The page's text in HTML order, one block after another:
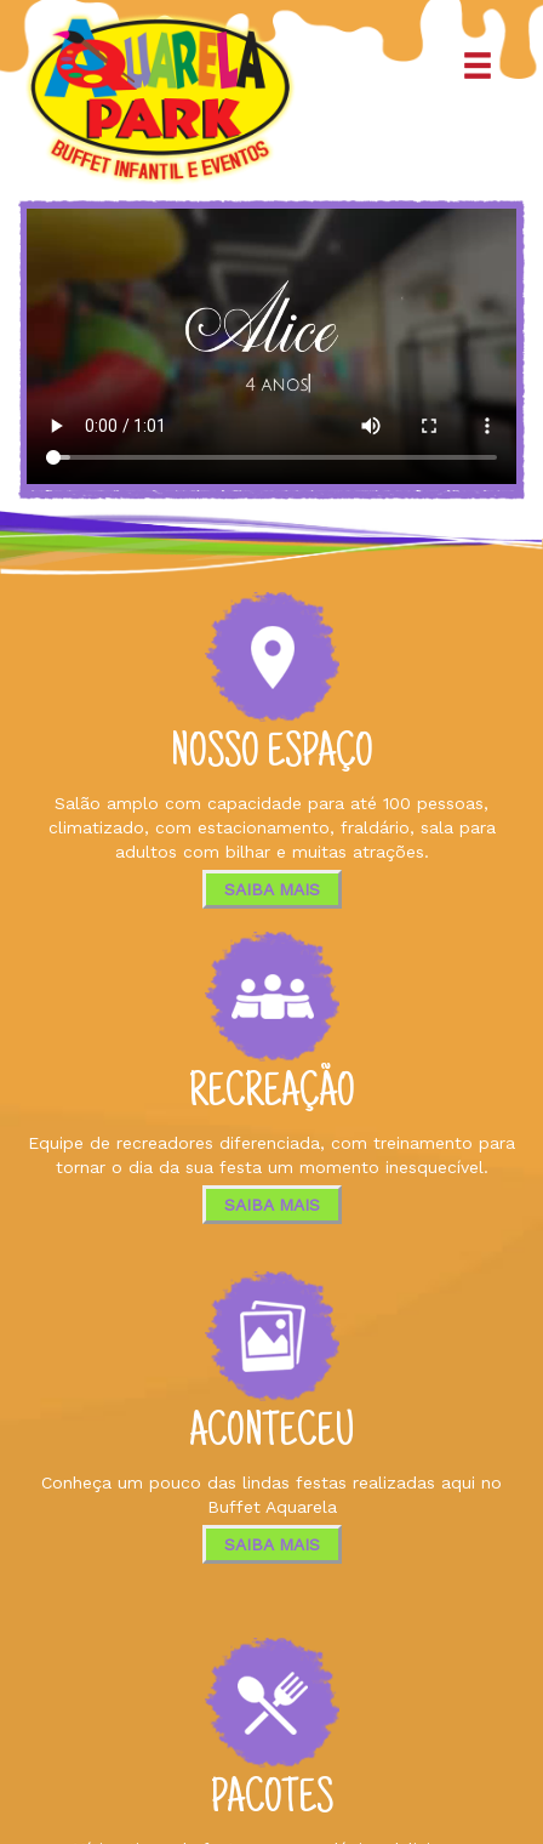
NOSSO ESPAÇO
Salão amplo com capacidade para até 100 pessoas,
climatizado, com estacionamento, fraldário, sala para
adultos com bilhar e muitas atrações.
SAIBA MAIS
RECREAÇÃO
Equipe de recreadores diferenciada, com treinamento para
tornar o dia da sua festa um momento inesquecível.
SAIBA MAIS
ACONTECEU
Conheça um pouco das lindas festas realizadas aqui no
Buffet Aquarela
SAIBA MAIS
PACOTES